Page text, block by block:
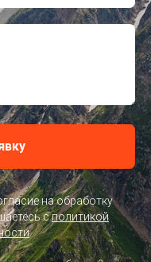
на обработку
cполитикой
.